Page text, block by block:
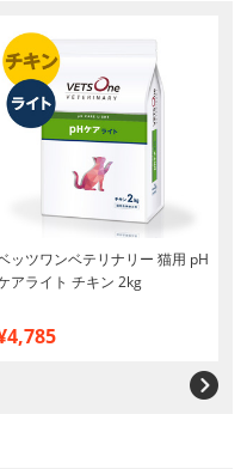
ッツワンベテリナリー 猫用 pH
アライト チキン 2kg